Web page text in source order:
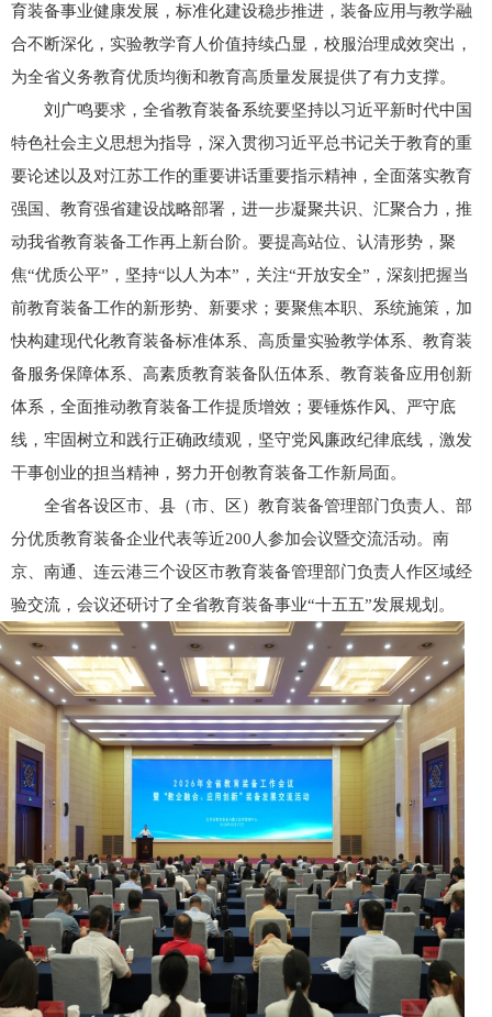
育装备事业健康发展，标准化建设稳步推进，装备应用与教学融
合不断深化，实验教学育人价值持续凸显，校服治理成效突出，
为全省义务教育优质均衡和教育高质量发展提供了有力支撑。
刘广鸣要求，全省教育装备系统要坚持以习近平新时代中国
特色社会主义思想为指导，深入贯彻习近平总书记关于教育的重
要论述以及对江苏工作的重要讲话重要指示精神，全面落实教育
强国、教育强省建设战略部署，进一步凝聚共识、汇聚合力，推
动我省教育装备工作再上新台阶。要提高站位、认清形势，聚
焦“优质公平”，坚持“以人为本”，关注“开放安全”，深刻把握当
前教育装备工作的新形势、新要求；要聚焦本职、系统施策，加
快构建现代化教育装备标准体系、高质量实验教学体系、教育装
备服务保障体系、高素质教育装备队伍体系、教育装备应用创新
体系，全面推动教育装备工作提质增效；要锤炼作风、严守底
线，牢固树立和践行正确政绩观，坚守党风廉政纪律底线，激发
干事创业的担当精神，努力开创教育装备工作新局面。
全省各设区市、县（市、区）教育装备管理部门负责人、部
分优质教育装备企业代表等近200人参加会议暨交流活动。南
京、南通、连云港三个设区市教育装备管理部门负责人作区域经
验交流，会议还研讨了全省教育装备事业“十五五”发展规划。